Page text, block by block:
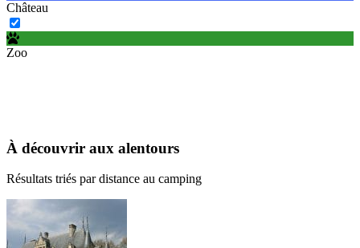
Château
Zoo
À découvrir aux alentours
Résultats triés par distance au camping